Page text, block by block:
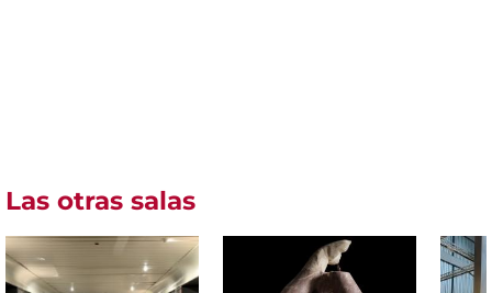
Las otras salas